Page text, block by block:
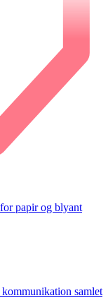
papir og blyant
samlet